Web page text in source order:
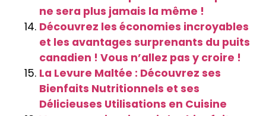
ne sera plus jamais la même !
Découvrez les économies incroyables
et les avantages surprenants du puits
canadien ! Vous n’allez pas y croire !
La Levure Maltée : Découvrez ses
Bienfaits Nutritionnels et ses
Délicieuses Utilisations en Cuisine